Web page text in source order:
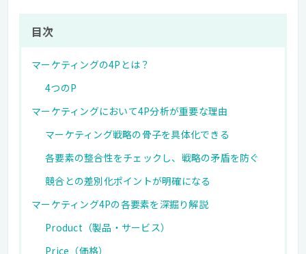
目次
マーケティングの4Pとは？
4つのP
マーケティングにおいて4P分析が重要な理由
マーケティング戦略の骨子を具体化できる
各要素の整合性をチェックし、戦略の矛盾を防ぐ
競合との差別化ポイントが明確になる
マーケティング4Pの各要素を深掘り解説
Product（製品・サービス）
Price（価格）